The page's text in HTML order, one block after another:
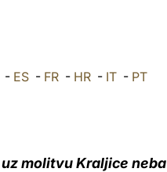
- ES- FR- HR- IT- PT
molitvu Kraljice neba